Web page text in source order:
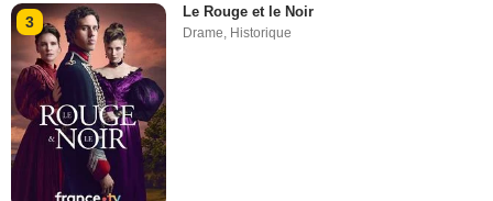
3
Le Rouge et le Noir
Drame, Historique